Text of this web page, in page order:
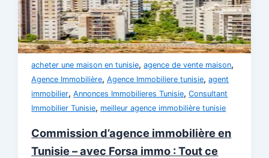
acheter une maison en tunisie,agence de vente maison,
Agence Immobilière,Agence Immobiliere tunisie,agent
immobilier,Annonces Immobilieres Tunisie,Consultant
Immobilier Tunisie, meilleur agence immobilière tunisie
Commission d’agence immobilière en
Tunisie – avec Forsa immo : Tout ce